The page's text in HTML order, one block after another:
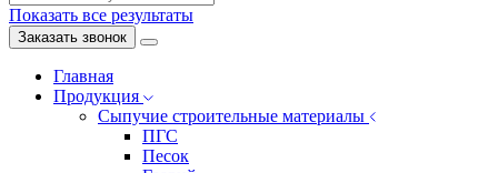
Показать все результаты
Заказать звонок
Главная
Продукция
Сыпучие строительные материалы
ПГС
Песок